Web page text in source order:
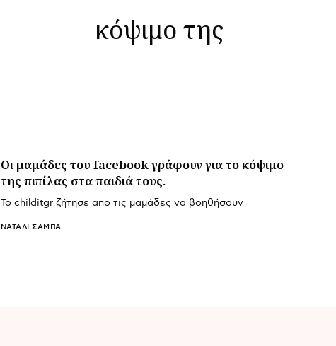
κόψιμο της
Οι μαμάδες του facebook γράφουν για το κόψιμο
της πιπίλας στα παιδιά τους.
To childitgr ζήτησε απο τις μαμάδες να βοηθήσουν
ΝΑΤΑΛΊ ΣΑΜΠΆ